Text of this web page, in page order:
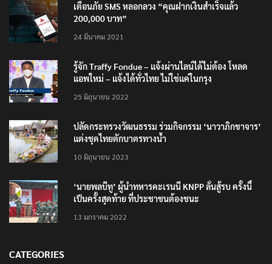
เตือนภัย SMS หลอกลวง “คุณฝากเงินสำเร็จแล้ว
200,000 บาท”
24 มีนาคม 2021
รู้จัก Traffy Fondue – แจ้งผ่านไลน์ได้ไม่ต้อง โหลด
แอพใหม่ – แจ้งได้ทั่วไทย ไม่ใช่แค่ในกรุง
25 มิถุนายน 2022
ปลัดกระทรวงวัฒนธรรม ร่วมกิจกรรม ‘นาวาภิกขาจาร’
แต่งชุดไทยตักบาตรทางน้ำ
10 มิถุนายน 2023
‘นายพลบีทู’ ผู้นำทหารคะเรนนี KNPP ลั่นสู้รบ ครั้งนี้
เป็นครั้งสุดท้าย ที่ประชาชนต้องชนะ
13 มกราคม 2022
CATEGORIES